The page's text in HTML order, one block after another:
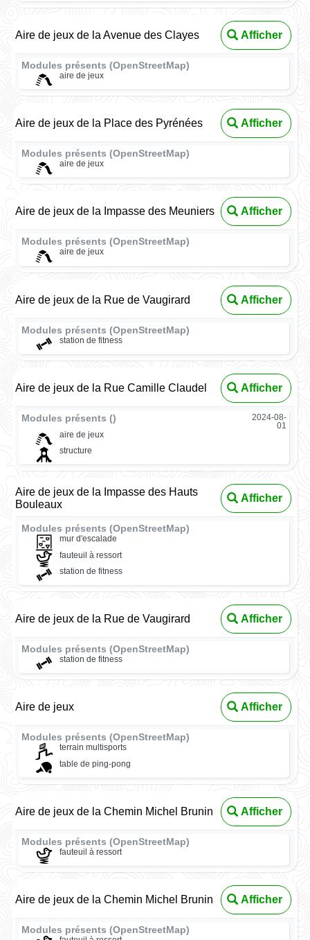
Aire de jeux de la Avenue des Clayes Afficher
Modules présents (OpenStreetMap)
aire de jeux
Aire de jeux de la Place des Pyrénées Afficher
Modules présents (OpenStreetMap)
aire de jeux
Aire de jeux de la Impasse des Meuniers Afficher
Modules présents (OpenStreetMap)
aire de jeux
Aire de jeux de la Rue de Vaugirard Afficher
Modules présents (OpenStreetMap)
station de fitness
Aire de jeux de la Rue Camille Claudel Afficher
Modules présents ()
2024-08-
01
aire de jeux
structure
Aire de jeux de la Impasse des Hauts
Bouleaux
Afficher
Modules présents (OpenStreetMap)
mur d'escalade
fauteuil à ressort
station de fitness
Aire de jeux de la Rue de Vaugirard Afficher
Modules présents (OpenStreetMap)
station de fitness
Aire de jeux Afficher
Modules présents (OpenStreetMap)
terrain multisports
table de ping-pong
Aire de jeux de la Chemin Michel Brunin Afficher
Modules présents (OpenStreetMap)
fauteuil à ressort
Aire de jeux de la Chemin Michel Brunin Afficher
Modules présents (OpenStreetMap)